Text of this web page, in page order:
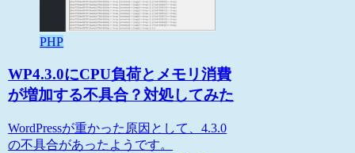
PHP
WP4.3.0にCPU負荷とメモリ消費
が増加する不具合？対処してみた
WordPressが重かった原因として、4.3.0
の不具合があったようです。